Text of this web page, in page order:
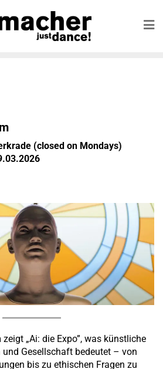
(closed on Mondays)
„Ai: die Expo”, was künstliche
Gesellschaft bedeutet – von
bis zu ethischen Fragen zu